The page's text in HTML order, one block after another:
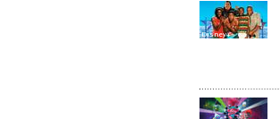
Disney+